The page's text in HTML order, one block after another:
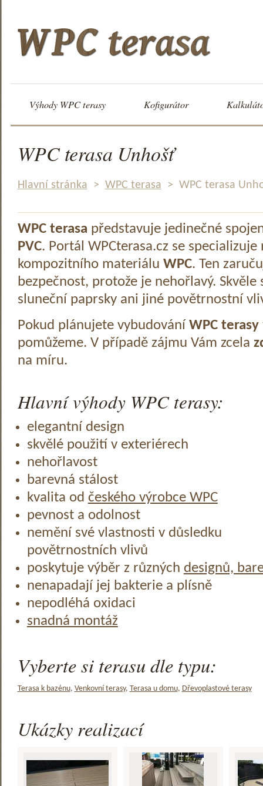
Výhody WPC terasy Kofigurátor
WPC terasa Unhošť
Hlavní stránka > WPC terasa > WPC terasa
WPC terasa představuje jedinečné
PVC. Portál WPCterasa.cz se specializuje
kompozitního materiálu WPC. Ten
bezpečnost, protože je nehořlavý.
sluneční paprsky ani jiné povětrnostní
Pokud plánujete vybudování WPC terasy
pomůžeme. V případě zájmu Vám zcela
na míru.
Hlavní výhody WPC terasy:
elegantní design
skvělé použití v exteriérech
nehořlavost
barevná stálost
kvalita od českého výrobce WPC
pevnost a odolnost
nemění své vlastnosti v důsledku
povětrnostních vlivů
poskytuje výběr z různých designů,
nenapadají jej bakterie a plísně
nepodléhá oxidaci
snadná montáž
Vyberte si terasu dle typu:
Terasa k bazénu, Venkovní terasy, Terasa u domu, Dřevoplastové terasy
Ukázky realizací